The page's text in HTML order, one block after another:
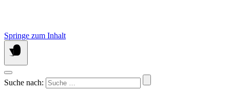
Springe zum Inhalt
Suche nach: